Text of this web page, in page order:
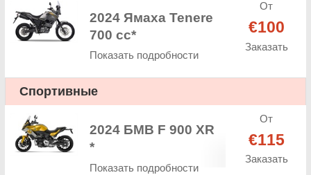
2024 Ямаха Tenere
700 cc*
Показать подробности
От
€100
Заказать
Спортивные
2024 БМВ F 900 XR
*
Показать подробности
От
€115
Заказать